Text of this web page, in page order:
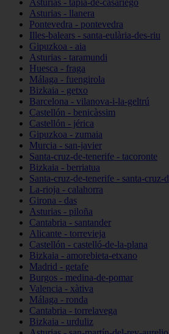
Asturias - tapia-de-casariego
Asturias - llanera
Pontevedra - pontevedra
Illes-balears - santa-eulària-des-riu
Gipuzkoa - aia
Asturias - taramundi
Huesca - fraga
Málaga - fuengirola
Bizkaia - getxo
Barcelona - vilanova-i-la-geltrú
Castellón - benicàssim
Castellón - jérica
Gipuzkoa - zumaia
Murcia - san-javier
Santa-cruz-de-tenerife - tacoronte
Bizkaia - berriatua
Santa-cruz-de-tenerife - santa-cruz-
La-rioja - calahorra
Girona - das
Asturias - piloña
Cantabria - santander
Alicante - torrevieja
Castellón - castelló-de-la-plana
Bizkaia - amorebieta-etxano
Madrid - getafe
Burgos - medina-de-pomar
Valencia - xàtiva
Málaga - ronda
Cantabria - torrelavega
Bizkaia - urduliz